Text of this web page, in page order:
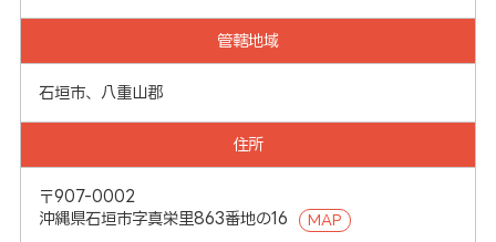
管轄地域
石垣市、八重山郡
住所
〒907-0002
沖縄県石垣市字真栄里863番地の16
MAP